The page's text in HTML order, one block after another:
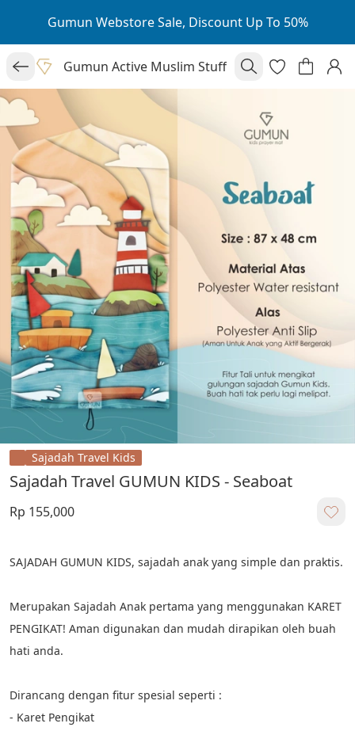
Gumun Webstore Sale, Discount Up To 50%
Gumun Active Muslim Stuff
Sajadah Travel Kids
Sajadah Travel GUMUN KIDS - Seaboat
Rp 155,000
SAJADAH GUMUN KIDS, sajadah anak yang simple dan praktis.
Merupakan Sajadah Anak pertama yang menggunakan KARET
PENGIKAT! Aman digunakan dan mudah dirapikan oleh buah
hati anda.
Dirancang dengan fitur spesial seperti :
- Karet Pengikat